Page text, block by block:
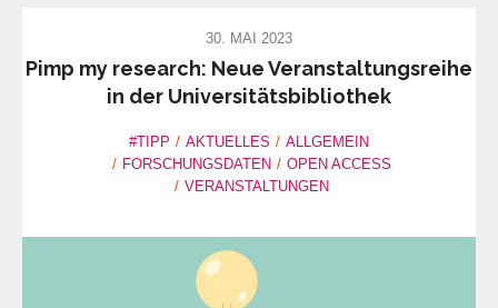
30. MAI 2023
Pimp my research: Neue Veranstaltungsreihe
in der Universitätsbibliothek
#TIPP AKTUELLES
ALLGEMEIN
FORSCHUNGSDATEN
OPEN ACCESS
VERANSTALTUNGEN